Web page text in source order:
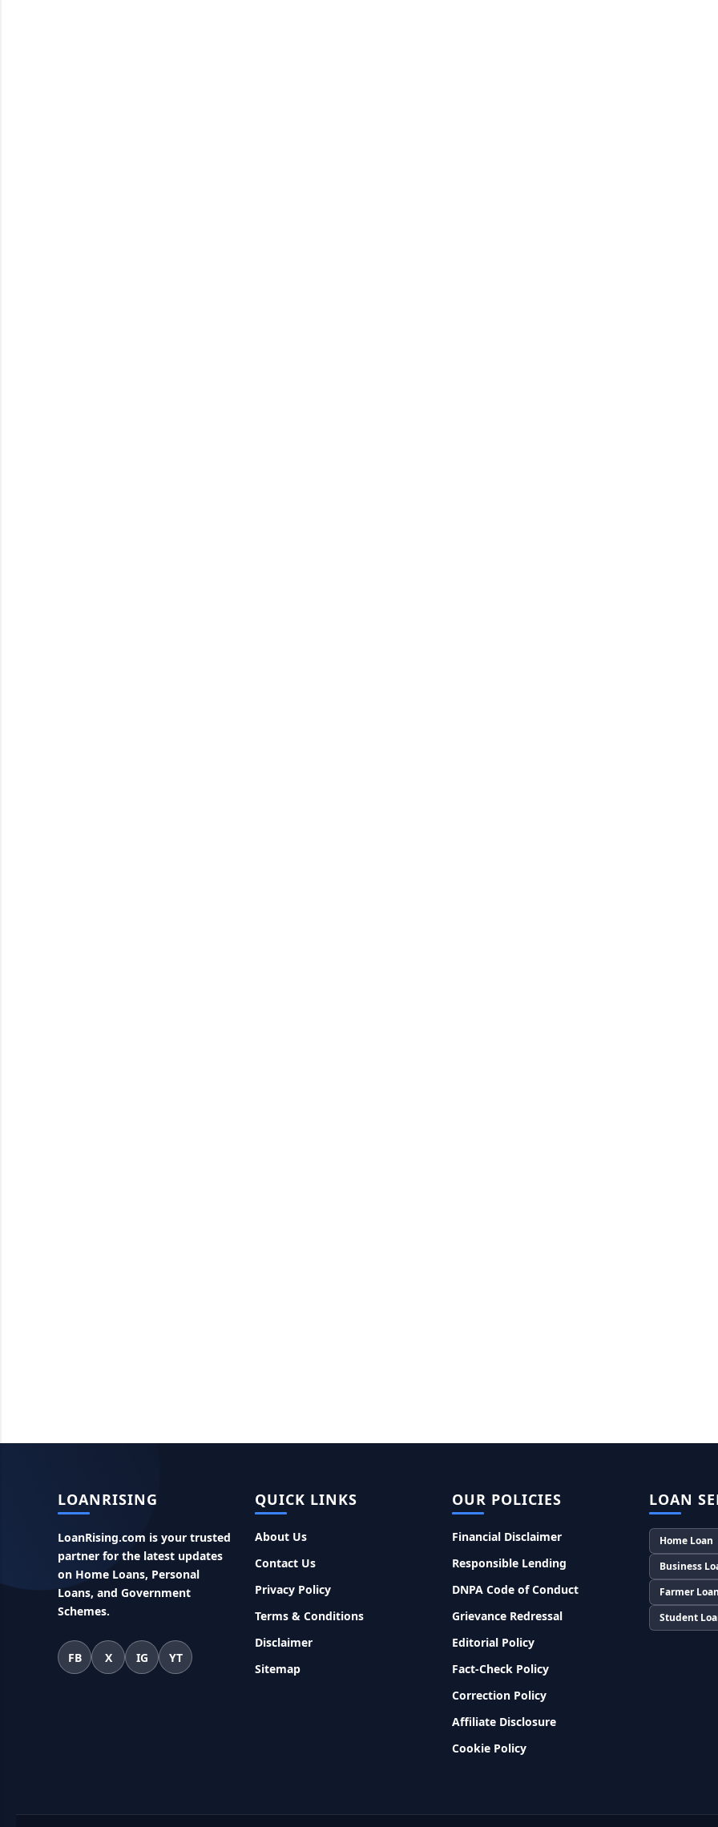
LOANRISING
LoanRising.com is your trusted
partner for the latest updates
on Home Loans, Personal
Loans, and Government
Schemes.
FB X IG YT
QUICK LINKS
About Us
Contact Us
Privacy Policy
Terms & Conditions
Disclaimer
Sitemap
OUR POLICIES
Financial Disclaimer
Responsible Lending
DNPA Code of Conduct
Grievance Redressal
Editorial Policy
Fact-Check Policy
Correction Policy
Affiliate Disclosure
Cookie Policy
LOAN
Home Loan
Business
Farmer Loan
Student